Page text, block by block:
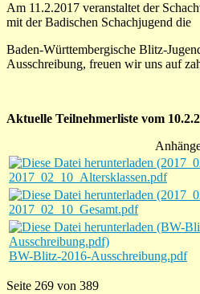
Am 11.2.2017 veranstaltet der
mit der Badischen Schachjugend die
Baden-Württembergische Blitz-
Ausschreibung, freuen wir uns auf
Aktuelle Teilnehmerliste vom
2017_02_10_Altersklassen.pdf
2017_02_10_Gesamt.pdf
BW-Blitz-2016-Ausschreibung.pdf
Seite 269 von 389